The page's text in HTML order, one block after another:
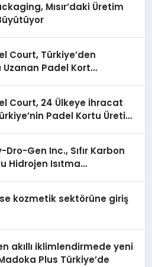
Mısır’daki Üretim
Court, Türkiye’den
Uzanan Padel Kort
Court, 24 Ülkeye İhracat
Padel Kortu Üretim
Dro-Gen Inc., Sıfır Karbon
Hidrojen Isıtma
kozmetik sektörüne giriş
akıllı iklimlendirmede yeni
Plus Türkiye’de